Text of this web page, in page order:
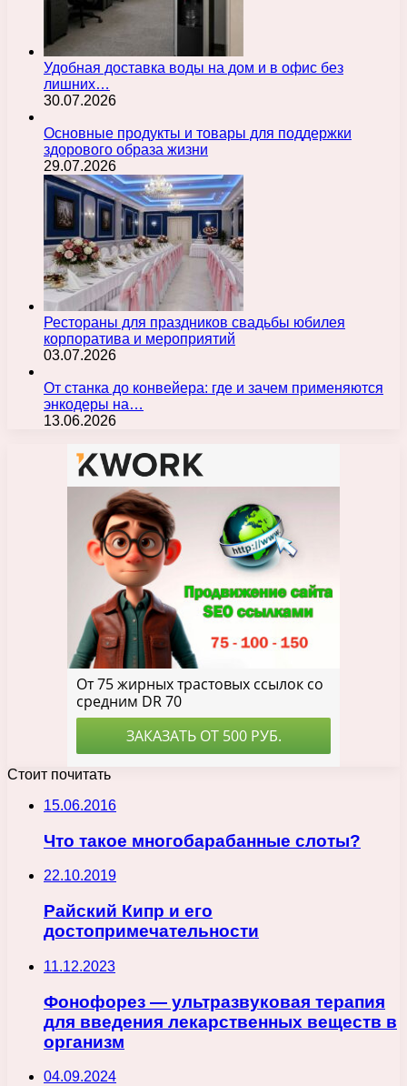
Удобная доставка воды на дом и в офис без
лишних…
30.07.2026
Основные продукты и товары для поддержки
здорового образа жизни
29.07.2026
Рестораны для праздников свадьбы юбилея
корпоратива и мероприятий
03.07.2026
От станка до конвейера: где и зачем применяются
энкодеры на…
13.06.2026
Стоит почитать
15.06.2016
Что такое многобарабанные слоты?
22.10.2019
Райский Кипр и его
достопримечательности
11.12.2023
Фонофорез — ультразвуковая терапия
для введения лекарственных веществ в
организм
04.09.2024